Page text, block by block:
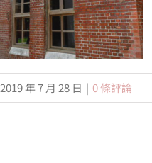
2019 年 7 月 28 日 | 0 條評論